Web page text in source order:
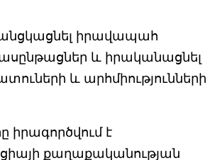
իրավապահ
և իրականացնել
և արհմիությունների
է
քաղաքականության